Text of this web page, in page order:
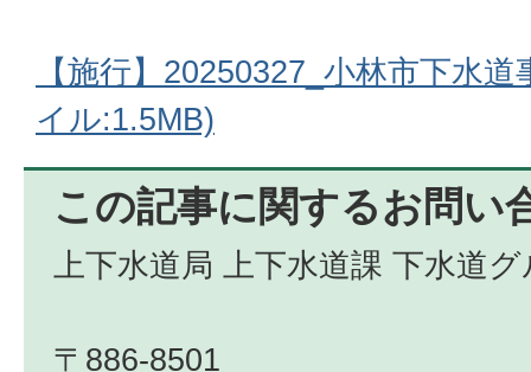
【施行】20250327_小林市下水
イル:1.5MB)
この記事に関するお問い
上下水道局 上下水道課 下水道
〒886-8501